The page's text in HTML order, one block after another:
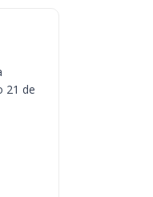
21 de